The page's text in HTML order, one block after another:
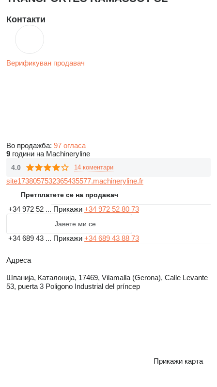
Контакти
Верификуван продавач
Во продажба: 97 огласа
9 години на Machineryline
4.0 14 коментари
site1738057532365435577.machineryline.fr
Претплатете се на продавач
+34 972 52 ... Прикажи +34 972 52 80 73
Јавете ми се
+34 689 43 ... Прикажи +34 689 43 88 73
Адреса
Шпанија, Каталонија, 17469, Vilamalla (Gerona), Calle Levante
53, puerta 3 Poligono Industrial del príncep
Прикажи карта